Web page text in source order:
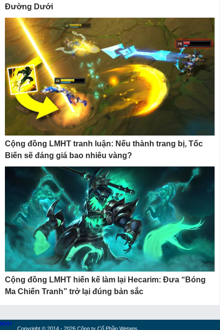
Đường Dưới
Cộng đồng LMHT tranh luận: Nếu thành trang bị, Tốc
Biến sẽ đáng giá bao nhiêu vàng?
Cộng đồng LMHT hiến kế làm lại Hecarim: Đưa “Bóng
Ma Chiến Tranh” trở lại đúng bản sắc
Copyright © 2014 - 2026 Công ty Cổ Phần Wetaps
MXH